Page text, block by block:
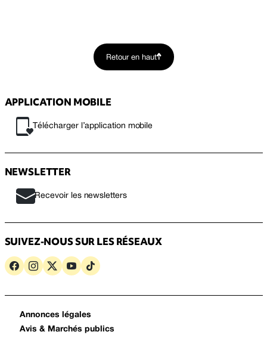
Retour en haut
APPLICATION MOBILE
Télécharger l’application mobile
NEWSLETTER
Recevoir les newsletters
SUIVEZ-NOUS SUR LES RÉSEAUX
Annonces légales
Avis & Marchés publics